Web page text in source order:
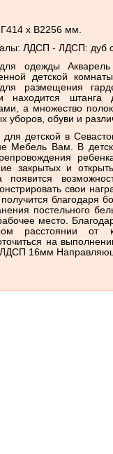
х В2256 мм.
ЛДСП - ЛДСП: дуб
одежды
детской
размещения
находится
а множество
уборов, обуви и
для детской в
Мебель Вам. В
закрытых и
появится
свои
благодаря
постельного
место.
расстоянии от
на
16мм